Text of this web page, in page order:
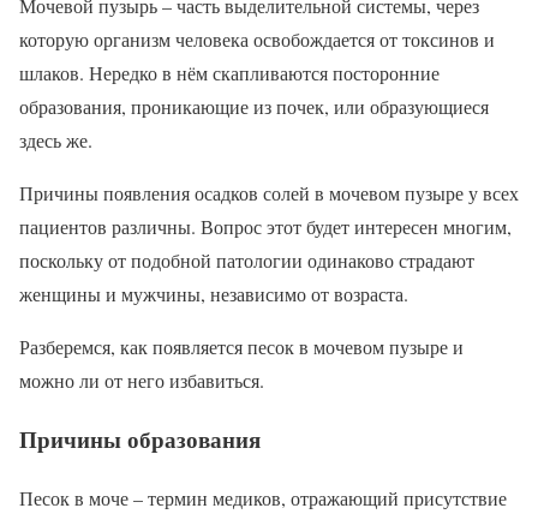
Мочевой пузырь – часть выделительной системы, через
которую организм человека освобождается от токсинов и
шлаков. Нередко в нём скапливаются посторонние
образования, проникающие из почек, или образующиеся
здесь же.
Причины появления осадков солей в мочевом пузыре у всех
пациентов различны. Вопрос этот будет интересен многим,
поскольку от подобной патологии одинаково страдают
женщины и мужчины, независимо от возраста.
Разберемся, как появляется песок в мочевом пузыре и
можно ли от него избавиться.
Причины образования
Песок в моче – термин медиков, отражающий присутствие